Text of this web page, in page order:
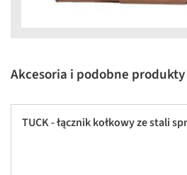
Akcesoria i podobne produkty
TUCK - łącznik kołkowy ze stali